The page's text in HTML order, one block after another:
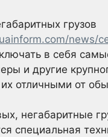
грузов
news/
в себя
и другие
отличными от
негабаритные
специальная